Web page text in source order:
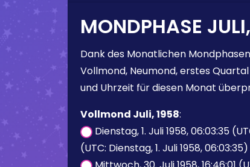
MONDPHASE
Dank des Monatlichen
Vollmond, Neumond, erstes
und Uhrzeit für diesen Monat
Vollmond Juli, 1958:
Dienstag, 1. Juli 1958, 06:03:35
(UTC: Dienstag, 1. Juli 1958, 06:03:35)